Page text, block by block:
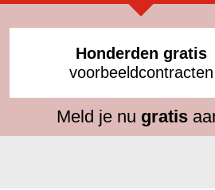
Honderden gratis
voorbeeldcontracten
Meld je nu gratis